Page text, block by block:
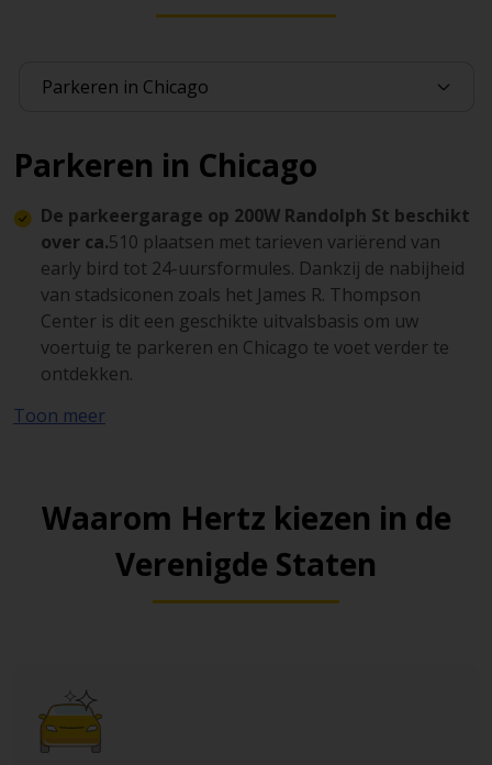
Parkeren in Chicago
De parkeergarage op 200W Randolph St beschikt
over ca.510 plaatsen met tarieven variërend van
early bird tot 24-uursformules. Dankzij de nabijheid
van stadsiconen zoals het James R. Thompson
Center is dit een geschikte uitvalsbasis om uw
voertuig te parkeren en Chicago te voet verder te
ontdekken.
Hyatt Centric The Loop biedt een valet-only
Block Thirty Seven is een ondergrondse parking
met een capaciteit van ca. 400 voertuigen, 24/7
toegankelijk met variabele tarieven afhankelijk van
het tijdstip. U parkeert, betaalt ter plaatse met kaart
Toon meer
Waarom Hertz kiezen in de
Verenigde Staten